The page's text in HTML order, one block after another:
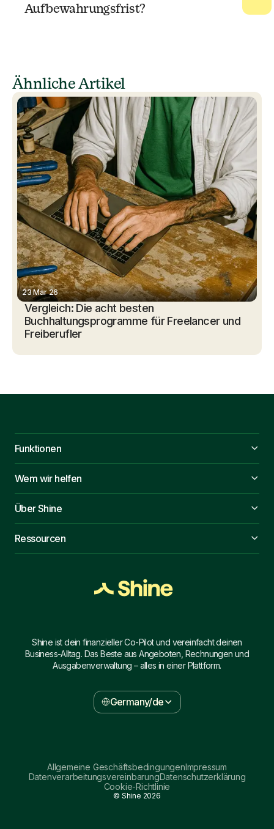
Aufbewahrungsfrist?
Ähnliche Artikel
23 Mar 26
Vergleich: Die acht besten
Buchhaltungsprogramme für Freelancer und
Freiberufler
Shine ist dein finanzieller Co-Pilot und vereinfacht deinen
Business-Alltag. Das Beste aus Angeboten, Rechnungen und
Ausgabenverwaltung – alles in einer Plattform.
Germany/de
Funktionen
Wem wir helfen
Über Shine
Ressourcen
Allgemeine GeschäftsbedingungenImpressum
DatenverarbeitungsvereinbarungDatenschutzerklärung
Cookie-Richtlinie
© Shine 2026